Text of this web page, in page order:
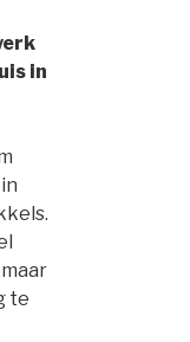
in
te